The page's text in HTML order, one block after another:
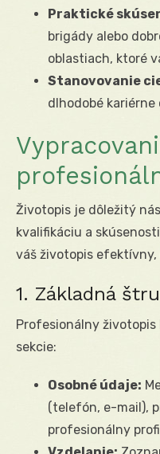
Praktické
brigády alebo
oblastiach, ktoré
Stanovovanie
dlhodobé kariérne
Životopis je dôležitý
kvalifikáciu a
váš životopis
1. Základná
Profesionálny
sekcie:
Osobné údaje:
(telefón, e-mail),
profesionálny